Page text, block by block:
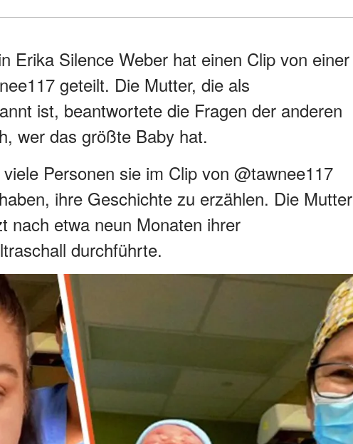
Erika Silence Weber hat einen Clip von einer
geteilt. Die Mutter, die als
ist, beantwortete die Fragen der anderen
wer das größte Baby hat.
Personen sie im Clip von @tawnee117
ihre Geschichte zu erzählen. Die Mutter
nach etwa neun Monaten ihrer
durchführte.